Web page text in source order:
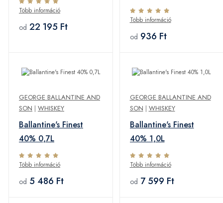
Több információ
od 22 195 Ft
Több információ
od 936 Ft
GEORGE BALLANTINE AND
SON | WHISKEY
Ballantine's Finest
40% 0,7L
Több információ
od 5 486 Ft
GEORGE BALLANTINE AND
SON | WHISKEY
Ballantine's Finest
40% 1,0L
Több információ
od 7 599 Ft